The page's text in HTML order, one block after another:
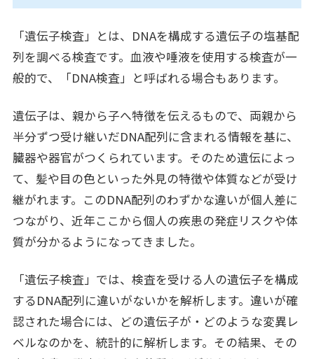
「遺伝子検査」とは、DNAを構成する遺伝子の塩基配
列を調べる検査です。血液や唾液を使用する検査が一
般的で、「DNA検査」と呼ばれる場合もあります。
遺伝子は、親から子へ特徴を伝えるもので、両親から
半分ずつ受け継いだDNA配列に含まれる情報を基に、
臓器や器官がつくられています。そのため遺伝によっ
て、髪や目の色といった外見の特徴や体質などが受け
継がれます。このDNA配列のわずかな違いが個人差に
つながり、近年ここから個人の疾患の発症リスクや体
質が分かるようになってきました。
「遺伝子検査」では、検査を受ける人の遺伝子を構成
するDNA配列に違いがないかを解析します。違いが確
認された場合には、どの遺伝子が・どのような変異レ
ベルなのかを、統計的に解析します。その結果、その